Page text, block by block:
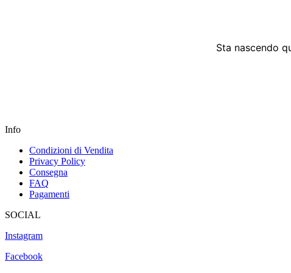
Sta nascendo
Info
Condizioni di Vendita
Privacy Policy
Consegna
FAQ
Pagamenti
SOCIAL
Instagram
Facebook